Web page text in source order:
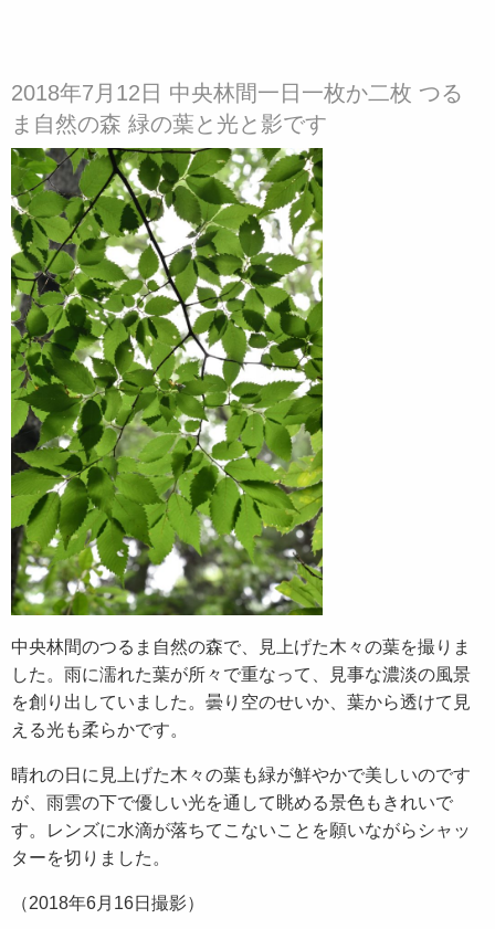
2018年7月12日 中央林間一日一枚か二枚 つる
ま自然の森 緑の葉と光と影です
中央林間のつるま自然の森で、見上げた木々の葉を撮りま
した。雨に濡れた葉が所々で重なって、見事な濃淡の風景
を創り出していました。曇り空のせいか、葉から透けて見
える光も柔らかです。
晴れの日に見上げた木々の葉も緑が鮮やかで美しいのです
が、雨雲の下で優しい光を通して眺める景色もきれいで
す。レンズに水滴が落ちてこないことを願いながらシャッ
ターを切りました。
（2018年6月16日撮影）